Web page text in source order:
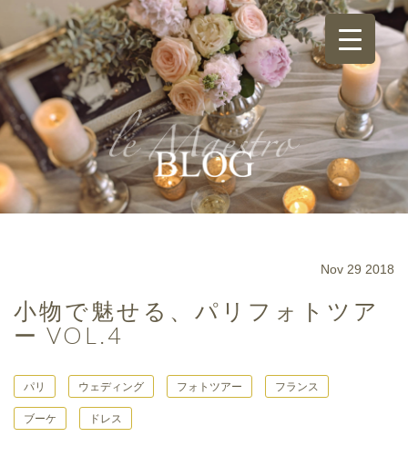
Nov 29 2018
小物で魅せる、パリフォトツア
ー VOL.4
パリ ウェディング フォトツアー フランス
ブーケ ドレス